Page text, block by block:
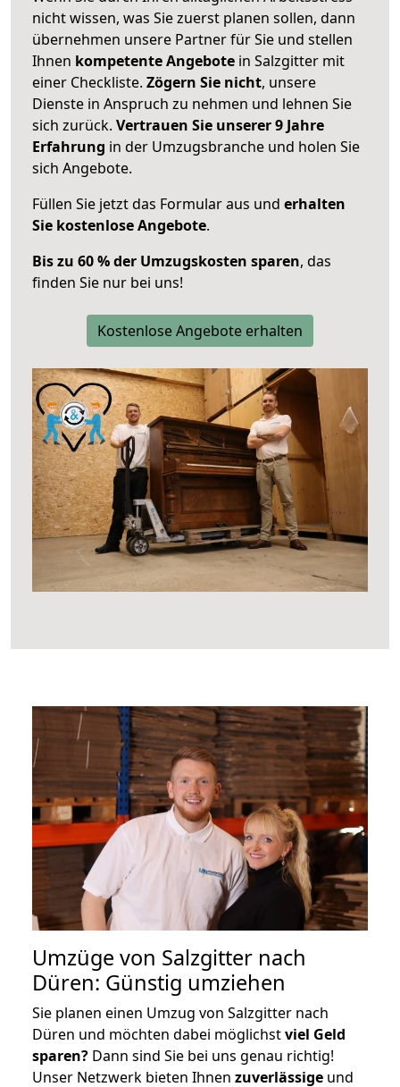
nicht wissen, was Sie zuerst planen sollen, dann
übernehmen unsere Partner für Sie und stellen
Ihnen kompetente Angebote in Salzgitter mit
einer Checkliste. Zögern Sie nicht, unsere
Dienste in Anspruch zu nehmen und lehnen Sie
sich zurück. Vertrauen Sie unserer 9 Jahre
Erfahrung in der Umzugsbranche und holen Sie
sich Angebote.
Füllen Sie jetzt das Formular aus und erhalten
Sie kostenlose Angebote.
Bis zu 60 % der Umzugskosten sparen, das
finden Sie nur bei uns!
Kostenlose Angebote erhalten
Umzüge von Salzgitter nach
Düren: Günstig umziehen
Sie planen einen Umzug von Salzgitter nach
Düren und möchten dabei möglichstviel Geld
sparen? Dann sind Sie bei uns genau richtig!
Unser Netzwerk bieten Ihnen zuverlässige und